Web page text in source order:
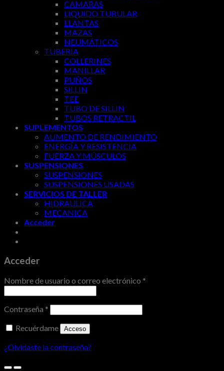
CAMARAS
LIQUIDO TUBULAR
LLANTAS
MAZAS
NEUMÁTICOS
TUBERIA
COLLERINES
MANILLAR
PUÑOS
SILLIN
TEE
TUBO DE SILLIN
TUBOS RETRACTIL
SUPLEMENTOS
AUMENTO DE RENDIMIENTO
ENERGÍA Y RESISTENCIA
FUERZA Y MÚSCULOS
SUSPENSIONES
SUSPENSIONES
SUSPENSIONES USADAS
SERVICIOS DE TALLER
HIDRAULICA
MECANICA
Acceder
Acceder
Nombre de usuario o correo electrónico *
Contraseña *
Recuérdame
Acceso
¿Olvidaste la contraseña?